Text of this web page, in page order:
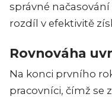
správné
rozdíl v efektivitě
Rovnováha
Na konci prvního
pracovníci, čímž se